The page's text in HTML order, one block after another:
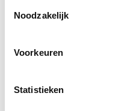
Noodzakelijk
Voorkeuren
Statistieken
Een goede balans
en Techniek.
en mogelijkheid